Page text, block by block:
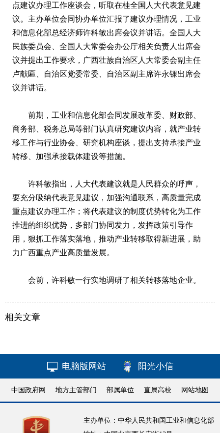
点建议办理工作座谈会，听取在桂全国人大代表意见建
议。主办单位会同协办单位汇报了建议办理情况，工业
和信息化部总经济师许科敏出席会议并讲话。全国人大
民族委员会、全国人大常委会办公厅相关负责人出席会
议并提出工作要求，广西壮族自治区人大常委会副主任
卢献匾、自治区党委常委、自治区副主席许永锞出席会
议并讲话。
前期，工业和信息化部会同发展改革委、财政部、
商务部、税务总局等部门认真研究建议内容，就产业转
移工作与行业协会、研究机构座谈，提出支持承接产业
转移、加强承接载体建设等措施。
许科敏指出，人大代表建议就是人民群众的呼声，
要充分吸纳代表意见建议，加强沟通联系，高质量完成
重点建议办理工作；将代表建议的制度优势转化为工作
推进的组织优势，多部门协同发力，发挥政策引导作
用，狠抓工作落实落地，推动产业转移取得新进展，助
力广西重点产业高质量发展。
会前，许科敏一行实地调研了相关转移落地企业。
相关文章
电脑版网站 阳光小信
中国政府网 地方主管部门 部属单位 直属高校 网站地图
主办单位：中华人民共和国工业和信息化部